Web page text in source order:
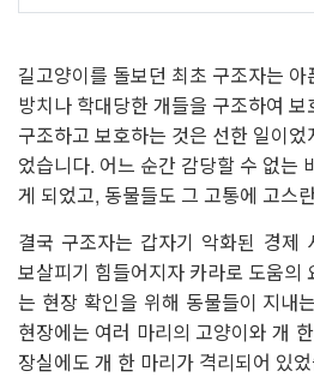
길고양이를 돌보던 최초 구조자는
방치나 학대당한 개들을 구조하여
구조하고 보호하는 것은 선한 일이
었습니다. 어느 순간 감당할 수 없는
게 되었고, 동물들도 그 고통에 고스
결국 구조자는 갑자기 악화된 경제
보살피기 힘들어지자 카라로 도움의
는 현장 확인을 위해 동물들이 지내
현장에는 여러 마리의 고양이와 개
장실에도 개 한 마리가 격리되어 있